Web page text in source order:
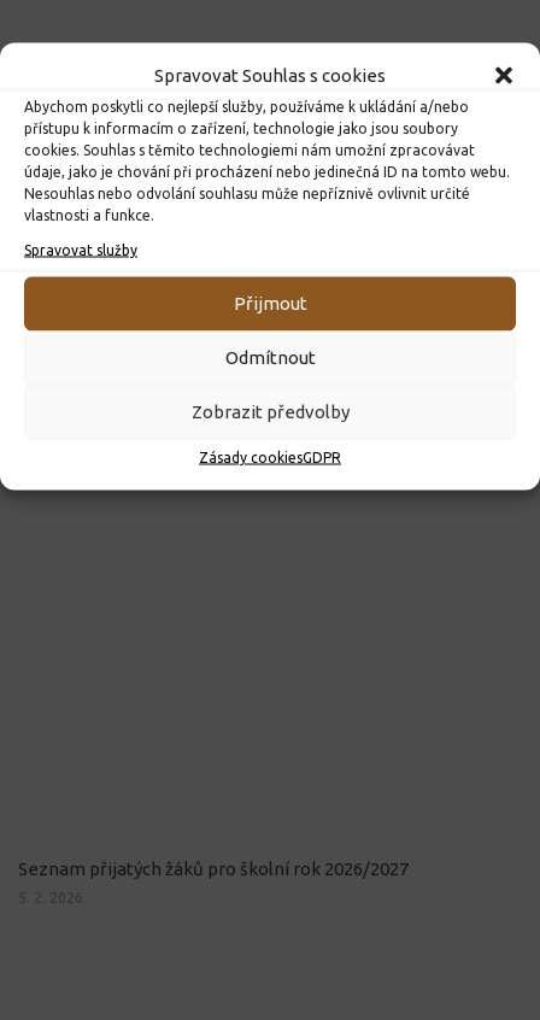
Spravovat Souhlas s cookies
Abychom poskytli co nejlepší služby, používáme k ukládání a/nebo
přístupu k informacím o zařízení, technologie jako jsou soubory
cookies. Souhlas s těmito technologiemi nám umožní zpracovávat
údaje, jako je chování při procházení nebo jedinečná ID na tomto webu.
Nesouhlas nebo odvolání souhlasu může nepříznivě ovlivnit určité
vlastnosti a funkce.
Spravovat služby
Přijmout
Odmítnout
Zobrazit předvolby
Zásady cookiesGDPR
10. 4. 2026
Seznam přijatých žáků pro školní rok 2026/2027
5. 2. 2026